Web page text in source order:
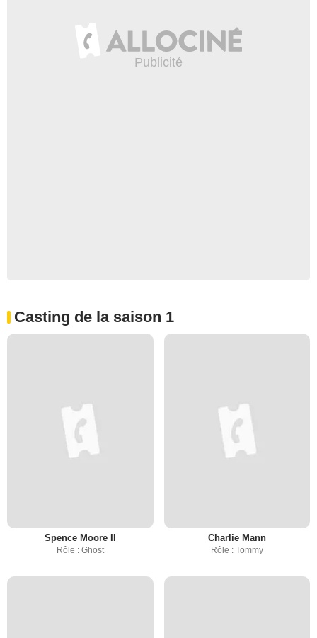
Casting de la saison 1
Spence Moore II
Rôle : Ghost
Charlie Mann
Rôle : Tommy